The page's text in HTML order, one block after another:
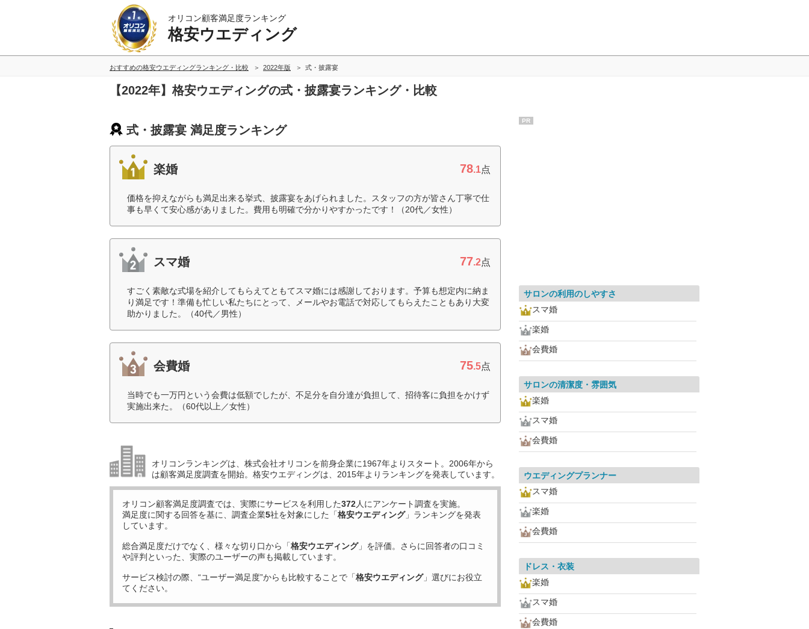
オリコン顧客満足度ランキング
格安ウエディング
おすすめの格安ウエディングランキング・比較 2022年版 式・披露宴
【2022年】格安ウエディングの式・披露宴ランキング・比較
式・披露宴 満足度ランキング
楽婚 78.1点
価格を抑えながらも満足出来る挙式、披露宴をあげられました。スタッフの方が皆さん丁寧で仕
事も早くて安心感がありました。費用も明確で分かりやすかったです！（20代／女性）
スマ婚 77.2点
すごく素敵な式場を紹介してもらえてともてスマ婚には感謝しております。予算も想定内に納ま
り満足です！準備も忙しい私たちにとって、メールやお電話で対応してもらえたこともあり大変
助かりました。（40代／男性）
会費婚 75.5点
当時でも一万円という会費は低額でしたが、不足分を自分達が負担して、招待客に負担をかけず
実施出来た。（60代以上／女性）
オリコンランキングは、株式会社オリコンを前身企業に1967年よりスタート。2006年から
は顧客満足度調査を開始。格安ウエディングは、2015年よりランキングを発表しています。
オリコン顧客満足度調査では、実際にサービスを利用した372人にアンケート調査を実施。
満足度に関する回答を基に、調査企業5社を対象にした「格安ウエディング」ランキングを発表
しています。
総合満足度だけでなく、様々な切り口から「格安ウエディング」を評価。さらに回答者の口コミ
や評判といった、実際のユーザーの声も掲載しています。
サービス検討の際、“ユーザー満足度”からも比較することで「格安ウエディング」選びにお役立
てください。
PR
サロンの利用のしやすさ
スマ婚
楽婚
会費婚
サロンの清潔度・雰囲気
楽婚
スマ婚
会費婚
ウエディングプランナー
スマ婚
楽婚
会費婚
ドレス・衣装
楽婚
スマ婚
会費婚